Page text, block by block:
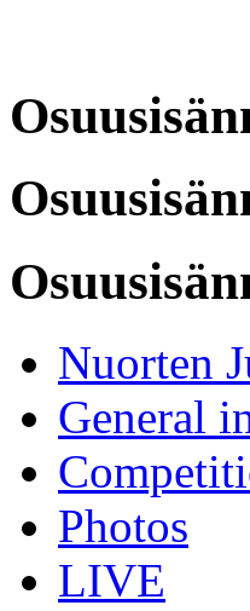
Nuorten
General
Photos
LIVE